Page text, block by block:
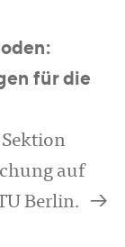
für die
auf
Berlin.
a